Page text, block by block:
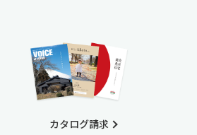
カタログ請求